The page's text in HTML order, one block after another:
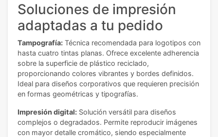
Soluciones de impresión
adaptadas a tu pedido
Tampografía: Técnica recomendada para logotipos con
hasta cuatro tintas planas. Ofrece excelente adherencia
sobre la superficie de plástico reciclado,
proporcionando colores vibrantes y bordes definidos.
Ideal para diseños corporativos que requieren precisión
en formas geométricas y tipografías.
Impresión digital: Solución versátil para diseños
complejos o degradados. Permite reproducir imágenes
con mayor detalle cromático, siendo especialmente